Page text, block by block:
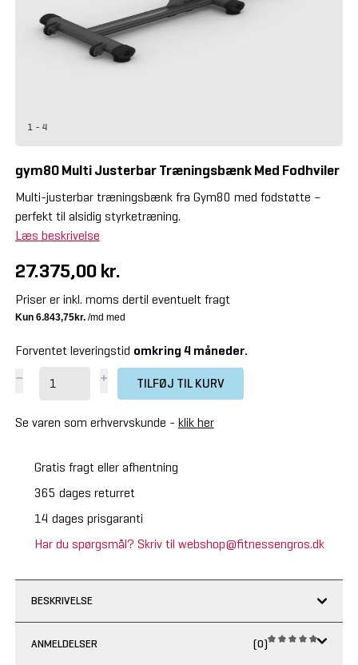
1 - 4
gym80 Multi Justerbar Træningsbænk Med Fodhviler
Multi-justerbar træningsbænk fra Gym80 med fodstøtte –
perfekt til alsidig styrketræning.
Læs beskrivelse
27.375,00 kr.
Priser er inkl. moms dertil eventuelt fragt
Forventet leveringstid omkring 4 måneder.
TILFØJ TIL KURV
Se varen som erhvervskunde - klik her
Gratis fragt eller afhentning
365 dages returret
14 dages prisgaranti
Har du spørgsmål? Skriv til webshop@fitnessengros.dk
BESKRIVELSE
ANMELDELSER (0)